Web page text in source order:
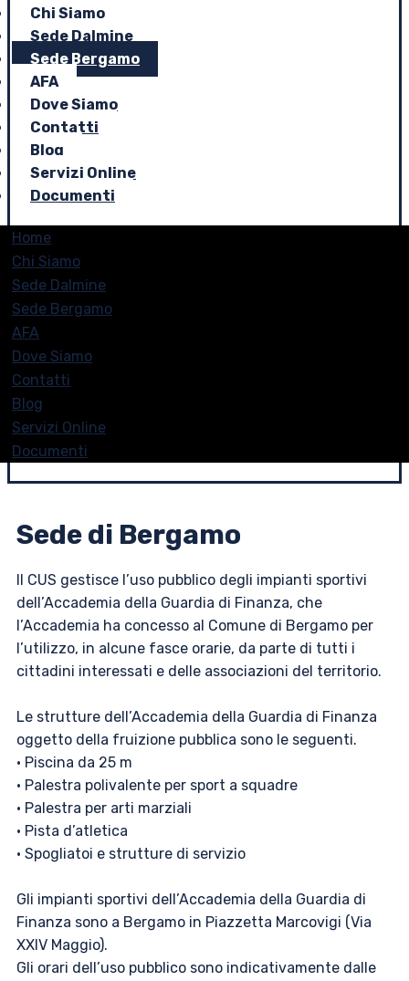
Chi Siamo
Sede Dalmine
Sede Bergamo
AFA
Dove Siamo
Contatti
Blog
Servizi Online
Documenti
Home
Chi Siamo
Sede Dalmine
Sede Bergamo
AFA
Dove Siamo
Contatti
Blog
Servizi Online
Documenti
Sede di Bergamo
Il CUS gestisce l’uso pubblico degli impianti sportivi
dell’Accademia della Guardia di Finanza, che
l’Accademia ha concesso al Comune di Bergamo per
l’utilizzo, in alcune fasce orarie, da parte di tutti i
cittadini interessati e delle associazioni del territorio.
Le strutture dell’Accademia della Guardia di Finanza
oggetto della fruizione pubblica sono le seguenti.
• Piscina da 25 m
• Palestra polivalente per sport a squadre
• Palestra per arti marziali
• Pista d’atletica
• Spogliatoi e strutture di servizio
Gli impianti sportivi dell’Accademia della Guardia di
Finanza sono a Bergamo in Piazzetta Marcovigi (Via
XXIV Maggio).
Gli orari dell’uso pubblico sono indicativamente dalle